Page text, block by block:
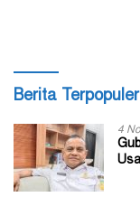
Berita Terpopuler
4